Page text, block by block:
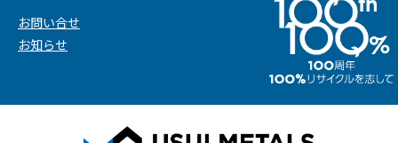
お問い合せ
お知らせ